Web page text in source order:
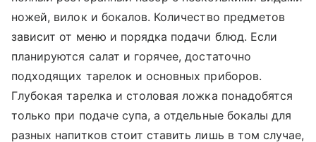
ножей, вилок и бокалов. Количество предметов
зависит от меню и порядка подачи блюд. Если
планируются салат и горячее, достаточно
подходящих тарелок и основных приборов.
Глубокая тарелка и столовая ложка понадобятся
только при подаче супа, а отдельные бокалы для
разных напитков стоит ставить лишь в том случае,